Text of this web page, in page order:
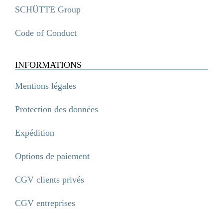
SCHÜTTE Group
Code of Conduct
INFORMATIONS
Mentions légales
Protection des données
Expédition
Options de paiement
CGV clients privés
CGV entreprises